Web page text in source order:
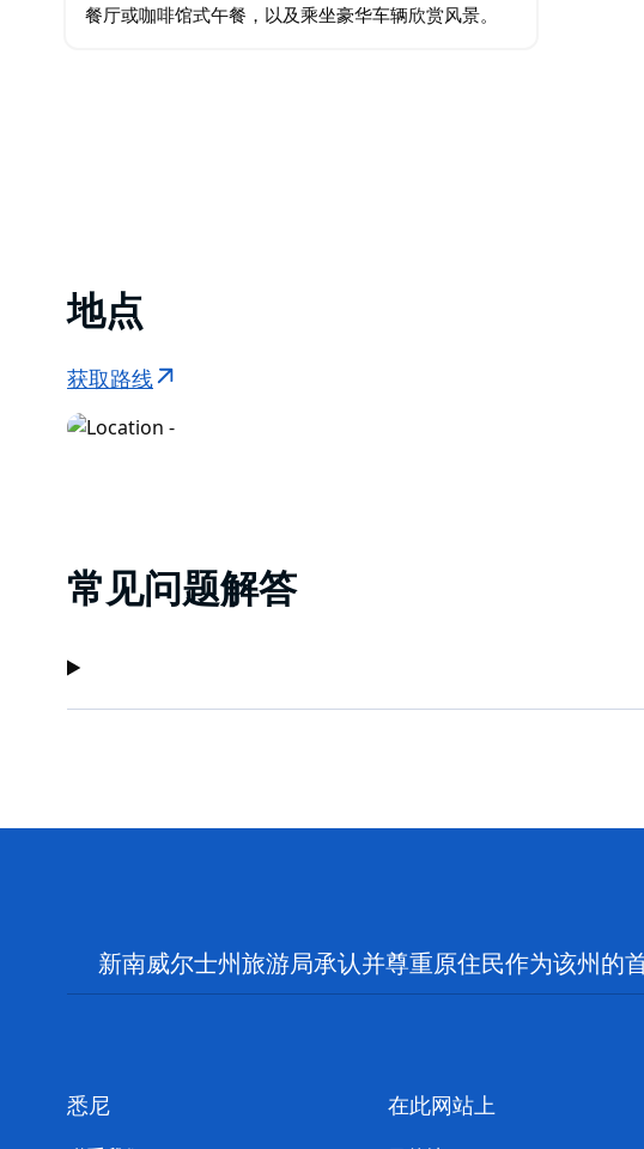
餐厅或咖啡馆式午餐，以及乘坐豪华车辆欣赏风景。
地点
获取路线
常见问题解答
新南威尔士州旅游局承认并尊重原住民作为该州的
悉尼 在此网站上